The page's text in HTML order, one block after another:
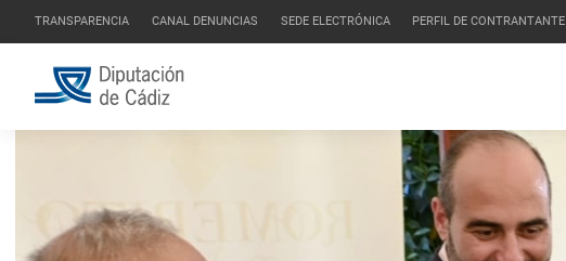
TRANSPARENCIA CANAL DENUNCIAS SEDE ELECTRÓNICA PERFIL DE CONTRANTANTE